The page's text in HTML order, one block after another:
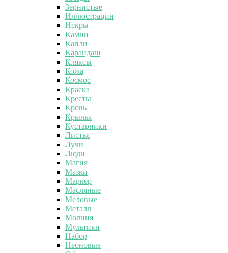
Зернистые
Иллюстрации
Искры
Камни
Капли
Карандаш
Кляксы
Кожа
Космос
Краска
Кресты
Кровь
Крылья
Кустарники
Листья
Лучи
Люди
Магия
Мазки
Маркер
Масляные
Меловые
Металл
Молния
Мультики
Набор
Неоновые